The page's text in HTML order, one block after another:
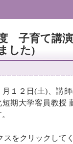
子育て講
した)
月１２日(土)、講
短期大学客員教授
をクリックして